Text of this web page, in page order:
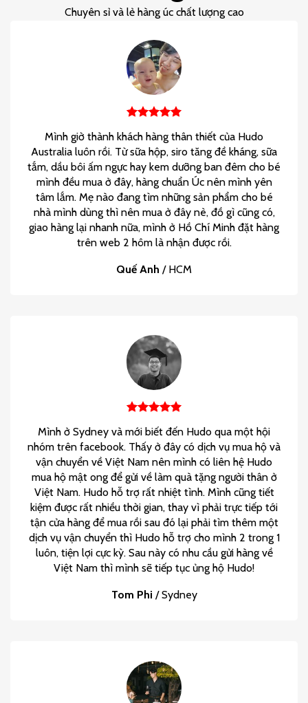
Chuyên sỉ và lẻ hàng úc chất lượng cao
Mình giờ thành khách hàng thân thiết của Hudo
Australia luôn rồi. Từ sữa hộp, siro tăng đề kháng, sữa
tắm, dầu bôi ấm ngực hay kem dưỡng ban đêm cho bé
mình đều mua ở đây, hàng chuẩn Úc nên mình yên
tâm lắm. Mẹ nào đang tìm những sản phẩm cho bé
nhà mình dùng thì nên mua ở đây nè, đồ gì cũng có,
giao hàng lại nhanh nữa, mình ở Hồ Chí Minh đặt hàng
trên web 2 hôm là nhận được rồi.
Quế Anh / HCM
Mình ở Sydney và mới biết đến Hudo qua một hội
nhóm trên facebook. Thấy ở đây có dịch vụ mua hộ và
vận chuyển về Việt Nam nên mình có liên hệ Hudo
mua hộ mật ong để gửi về làm quà tặng người thân ở
Việt Nam. Hudo hỗ trợ rất nhiệt tình. Mình cũng tiết
kiệm được rất nhiều thời gian, thay vì phải trực tiếp tới
tận cửa hàng để mua rồi sau đó lại phải tìm thêm một
dịch vụ vận chuyển thì Hudo hỗ trợ cho mình 2 trong 1
luôn, tiện lợi cực kỳ. Sau này có nhu cầu gửi hàng về
Việt Nam thì mình sẽ tiếp tục ủng hộ Hudo!
Tom Phi /Sydney